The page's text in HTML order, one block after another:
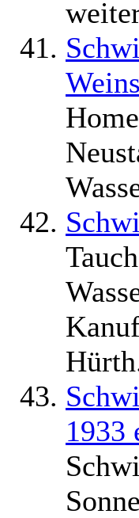
1933